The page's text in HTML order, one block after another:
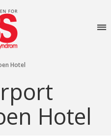
Forside
Aktiviteter
Lovverk og søknader
Diagnosen
Rettigheter: Grunnstønad –
Hotel
Hotel